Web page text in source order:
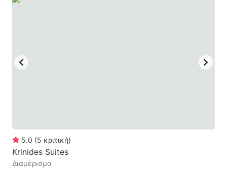
5.0 (5 κριτική)
Krinides Suites
Διαμέρισμα